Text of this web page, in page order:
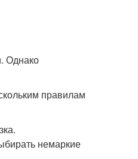
Однако
правилам
немаркие